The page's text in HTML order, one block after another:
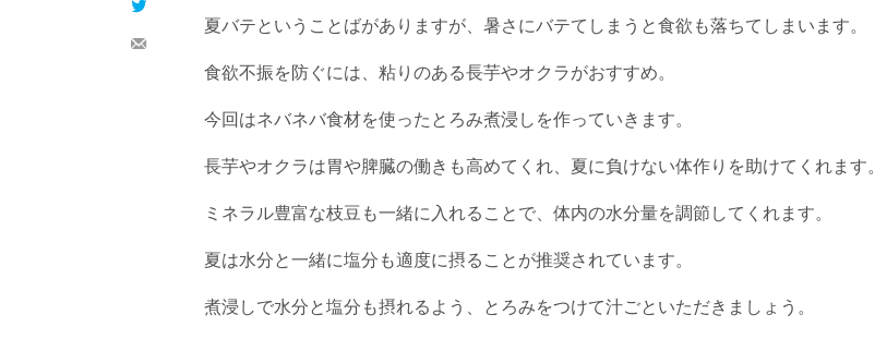
夏バテということばがありますが、暑さにバテてしまうと食欲も落ちてしまいます。
食欲不振を防ぐには、粘りのある長芋やオクラがおすすめ。
今回はネバネバ食材を使ったとろみ煮浸しを作っていきます。
長芋やオクラは胃や脾臓の働きも高めてくれ、夏に負けない体作りを助けてくれます。
ミネラル豊富な枝豆も一緒に入れることで、体内の水分量を調節してくれます。
夏は水分と一緒に塩分も適度に摂ることが推奨されています。
煮浸しで水分と塩分も摂れるよう、とろみをつけて汁ごといただきましょう。